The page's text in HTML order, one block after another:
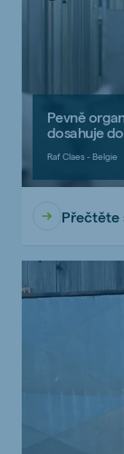
Pevně
dosahuje
Raf Claes - Belgie
Přečtěte